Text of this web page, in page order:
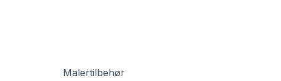
Malertilbehør